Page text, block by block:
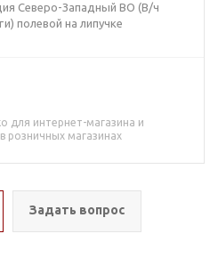
Северо-Западный ВО (В/ч
полевой на липучке
для интернет-магазина и
розничных магазинах
Задать вопрос